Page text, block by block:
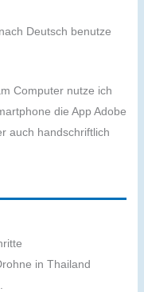
Deutsch benutze
Computer nutze ich
die App Adobe
auch handschriftlich
in Thailand